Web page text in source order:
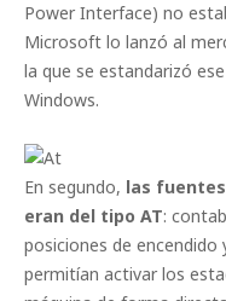
Power Interface) no
Microsoft lo lanzó al
la que se estandarizó
Windows.
En segundo, las
eran del tipo AT:
posiciones de encendido
permitían activar los